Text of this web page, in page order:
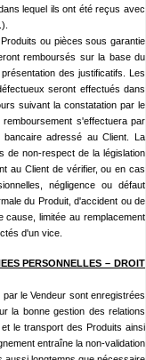
lequel ils ont été reçus avec
ou pièces sous garantie
remboursés sur la base du
des justificatifs. Les
seront effectués dans
suivant la constatation par le
s'effectuera par
adressé au Client. La
de non-respect de la législation
au Client de vérifier, ou en cas
négligence ou défaut
du Produit, d'accident ou de
cause, limitée au remplacement
d'un vice.
PERSONNELLES – DROIT
par le Vendeur sont enregistrées
la bonne gestion des relations
le transport des Produits ainsi
entraîne la non-validation